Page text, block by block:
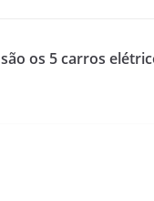
os 5 carros